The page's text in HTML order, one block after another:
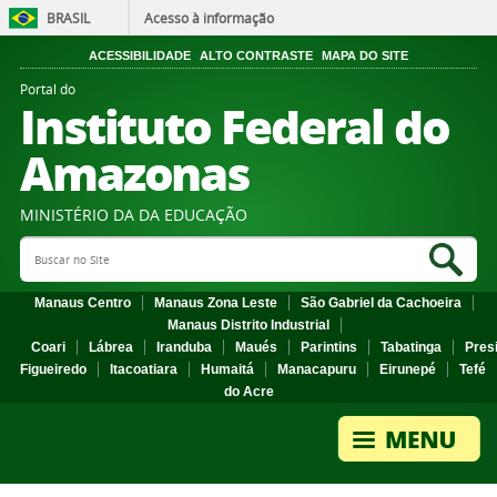
BRASIL Acesso à informação
ACESSIBILIDADE ALTO CONTRASTE MAPA DO SITE
Portal do
Instituto Federal do
Amazonas
MINISTÉRIO DA DA EDUCAÇÃO
Search Site
Manaus Centro Manaus Zona Leste
São Gabriel da Cachoeira
Manaus Distrito Industrial
Coari
Lábrea Iranduba Maués Parintins Tabatinga
Figueiredo
Itacoatiara Humaitá Manacapuru Eirunepé
Tefé
do Acre